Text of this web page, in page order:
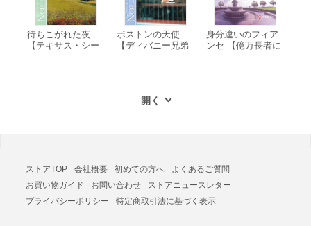
待ちこがれた夜
【テキサス・シー
ボストンの天使
【ディバニー兄弟
身分違いのフィア
ンセ 【億万長者に
ストアTOP 会社概要 初めての方へ
よくあるご質問
お買い物ガイド
お問い合わせ
ストアニュースレター
プライバシーポリシー
特定商取引法に基づく表示